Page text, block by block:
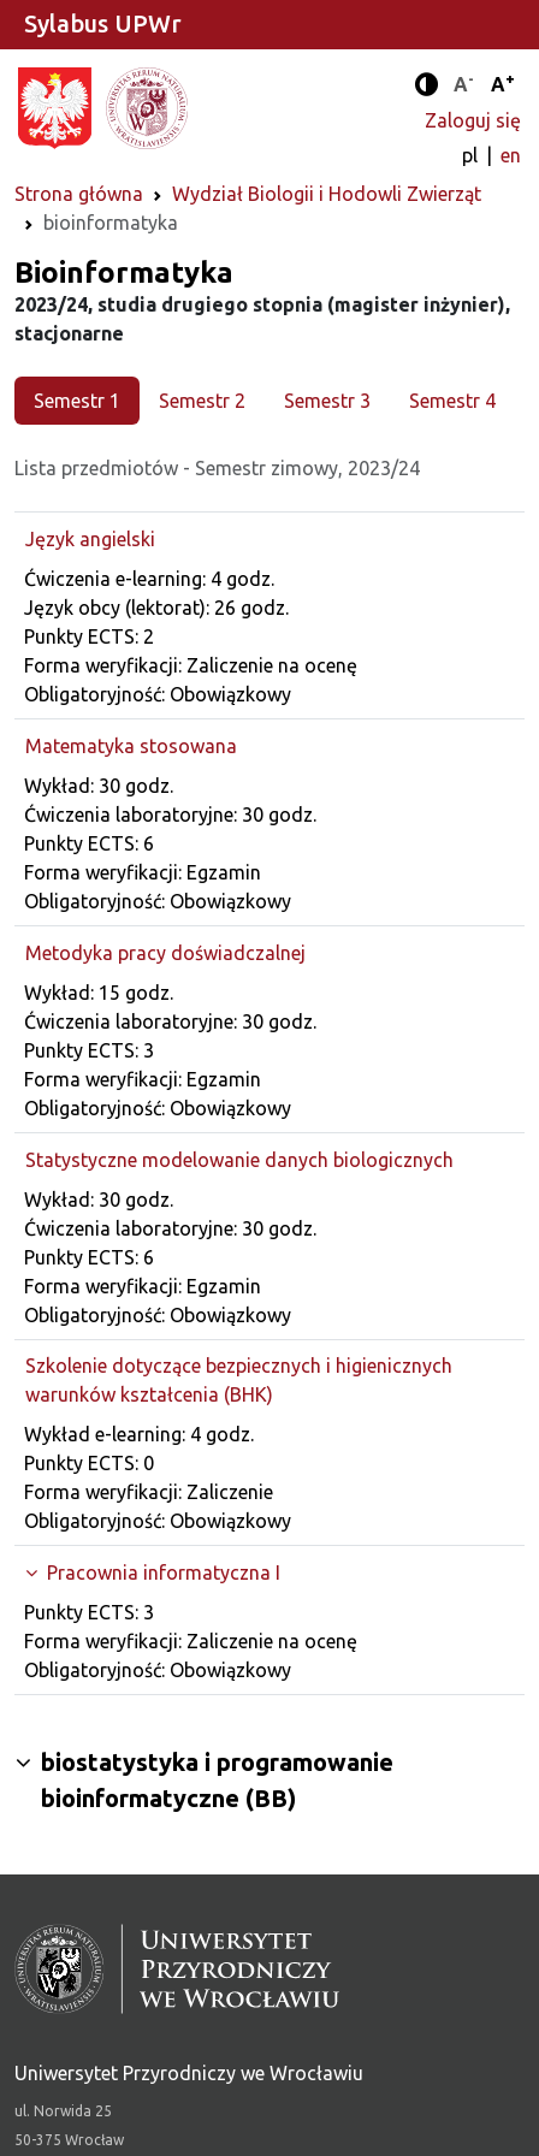
Tryb
A- A+
Zaloguj się
pl
en
Strona główna
Wydział Biologii i Hodowli Zwierząt
bioinformatyka
Sylabus UPWr
Kierunek
Bioinformatyka
2023/24, studia drugiego stopnia (magister inżynier),
stacjonarne
Semestr 1 Semestr 2 Semestr 3 Semestr 4
Lista przedmiotów - Semestr zimowy, 2023/24
Język angielski
Dane przedmiotu
Ćwiczenia e-learning: 4 godz.
Język obcy (lektorat): 26 godz.
Punkty ECTS: 2
Forma weryfikacji: Zaliczenie na ocenę
Obligatoryjność: Obowiązkowy
Matematyka stosowana
Dane przedmiotu
Wykład: 30 godz.
Ćwiczenia laboratoryjne: 30 godz.
Punkty ECTS: 6
Forma weryfikacji: Egzamin
Obligatoryjność: Obowiązkowy
Metodyka pracy doświadczalnej
Dane przedmiotu
Wykład: 15 godz.
Ćwiczenia laboratoryjne: 30 godz.
Punkty ECTS: 3
Forma weryfikacji: Egzamin
Obligatoryjność: Obowiązkowy
Statystyczne modelowanie danych biologicznych
Dane przedmiotu
Wykład: 30 godz.
Ćwiczenia laboratoryjne: 30 godz.
Punkty ECTS: 6
Forma weryfikacji: Egzamin
Obligatoryjność: Obowiązkowy
Szkolenie dotyczące bezpiecznych i higienicznych
warunków kształcenia (BHK)
Dane przedmiotu
Wykład e-learning: 4 godz.
Punkty ECTS: 0
Forma weryfikacji: Zaliczenie
Obligatoryjność: Obowiązkowy
Pracownia informatyczna I
Dane przedmiotu
Punkty ECTS: 3
Forma weryfikacji: Zaliczenie na ocenę
Obligatoryjność: Obowiązkowy
biostatystyka i programowanie
bioinformatyczne (BB)
Uniwersytet Przyrodniczy we Wrocławiu
ul. Norwida 25
50-375 Wrocław